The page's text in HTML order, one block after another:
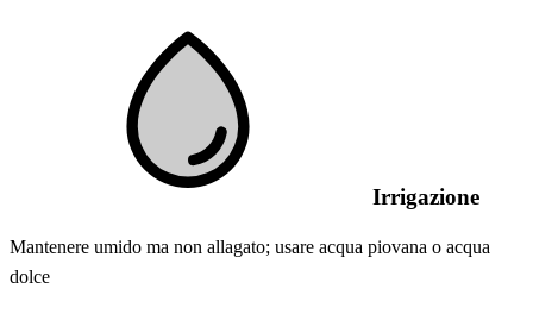
Irrigazione
Mantenere umido ma non allagato; usare acqua piovana o acqua
dolce